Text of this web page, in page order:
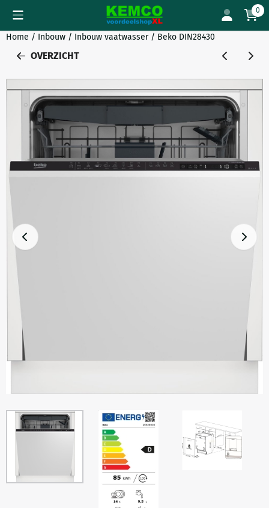
Cookievoorkeuren zijn momenteel gesloten. 0
Home / Inbouw / Inbouw vaatwasser / Beko DIN28430
OVERZICHT